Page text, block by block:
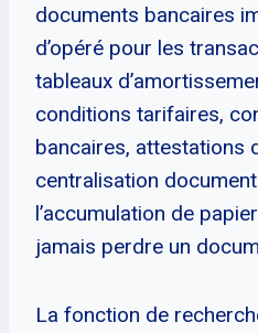
documents bancaires
d’opéré pour les
tableaux
conditions tarifaires,
bancaires, attestations
centralisation
l’accumulation de
jamais perdre un
La fonction de